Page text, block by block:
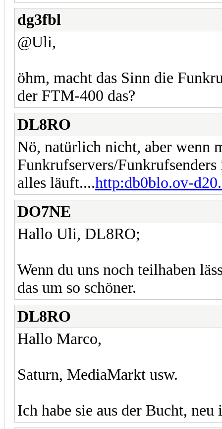
dg3fbl
@Uli,
öhm, macht das Sinn die
der FTM-400 das?
DL8RO
Nö, natürlich nicht, aber wenn
Funkrufservers/
alles läuft....http:db0blo.ov-
DO7NE
Hallo Uli, DL8RO;
Wenn du uns noch teilhaben
das um so schöner.
DL8RO
Hallo Marco,
Saturn, MediaMarkt usw.
Ich habe sie aus der Bucht,